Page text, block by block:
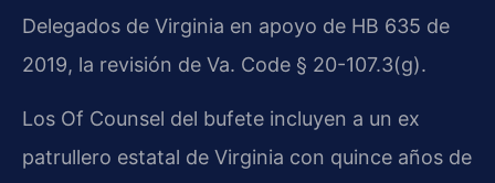
Delegados de Virginia en apoyo de HB 635 de
2019, la revisión de Va. Code § 20-107.3(g).
Los Of Counsel del bufete incluyen a un ex
patrullero estatal de Virginia con quince años de